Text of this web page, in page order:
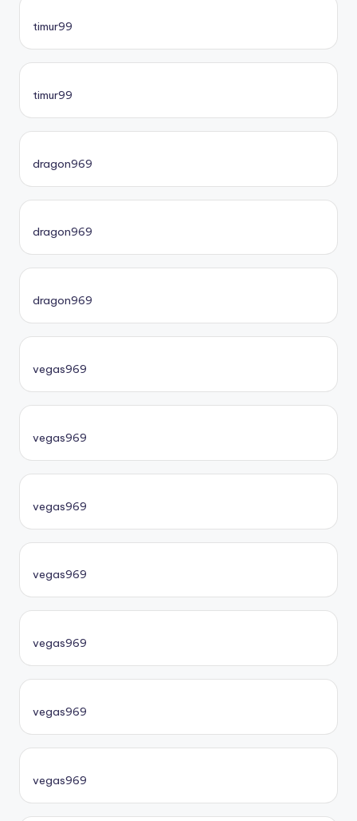
timur99
timur99
dragon969
dragon969
dragon969
vegas969
vegas969
vegas969
vegas969
vegas969
vegas969
vegas969